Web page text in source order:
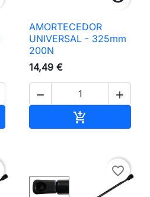
AMORTECEDOR
UNIVERSAL - 325mm
200N
14,49 €
 

favorite_border